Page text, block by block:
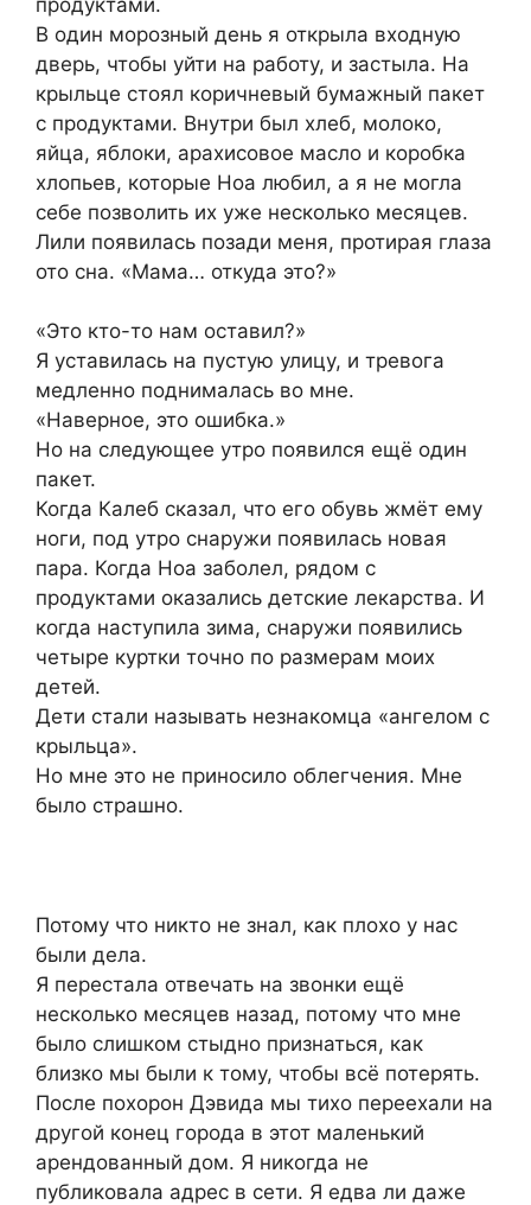
В один морозный день я открыла входную
дверь, чтобы уйти на работу, и застыла. На
крыльце стоял коричневый бумажный пакет
с продуктами. Внутри был хлеб, молоко,
яйца, яблоки, арахисовое масло и коробка
хлопьев, которые Ноа любил, а я не могла
себе позволить их уже несколько месяцев.
Лили появилась позади меня, протирая глаза
ото сна. «Мама… откуда это?»
«Это кто-то нам оставил?»
Я уставилась на пустую улицу, и тревога
медленно поднималась во мне.
«Наверное, это ошибка.»
Но на следующее утро появился ещё один
пакет.
Когда Калеб сказал, что его обувь жмёт ему
ноги, под утро снаружи появилась новая
пара. Когда Ноа заболел, рядом с
продуктами оказались детские лекарства. И
когда наступила зима, снаружи появились
четыре куртки точно по размерам моих
детей.
Дети стали называть незнакомца «ангелом с
крыльца».
Но мне это не приносило облегчения. Мне
было страшно.
Потому что никто не знал, как плохо у нас
были дела.
Я перестала отвечать на звонки ещё
несколько месяцев назад, потому что мне
было слишком стыдно признаться, как
близко мы были к тому, чтобы всё потерять.
После похорон Дэвида мы тихо переехали на
другой конец города в этот маленький
арендованный дом. Я никогда не
публиковала адрес в сети. Я едва ли даже